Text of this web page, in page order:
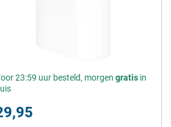
23:59 uur besteld, morgen gratis in